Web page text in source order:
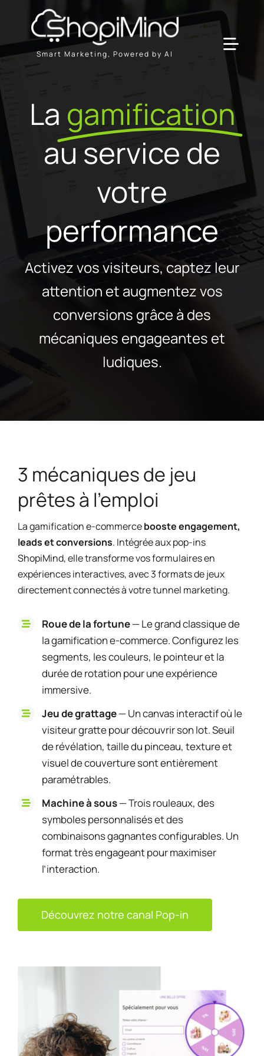
contenu
Smart Marketing, Powered by AI
Ressources & Partenaires
Offres
La gamification
au service de
votre
performance
Activez vos visiteurs, captez leur
attention et augmentez vos
conversions grâce à des
mécaniques engageantes et
ludiques.
3 mécaniques de jeu
prêtes à l'emploi
La gamification e-commercebooste engagement,
leads et conversions. Intégrée aux pop-ins
ShopiMind, elle transforme vos formulaires en
expériences interactives, avec 3 formats de jeux
directement connectés à votre tunnel marketing.
Roue de la fortune— Le grand classique de
la gamification e-commerce. Configurez les
segments, les couleurs, le pointeur et la
durée de rotation pour une expérience
immersive.
Jeu de grattage— Un canvas interactif où le
visiteur gratte pour découvrir son lot. Seuil
de révélation, taille du pinceau, texture et
visuel de couverture sont entièrement
paramétrables.
Machine à sous— Trois rouleaux, des
symboles personnalisés et des
combinaisons gagnantes configurables. Un
format très engageant pour maximiser
l’interaction.
Découvrez notre canal Pop-in